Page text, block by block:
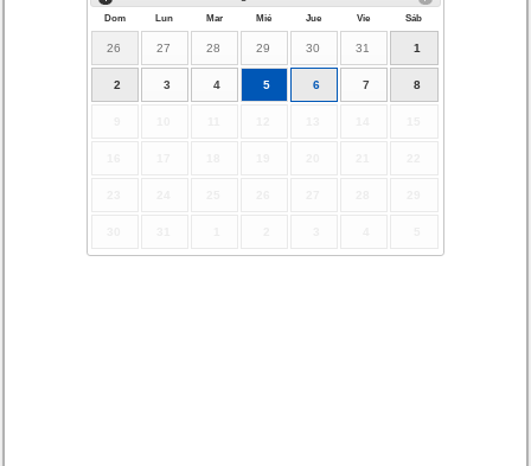
Dom Lun Mar Mié Jue Vie Sáb
26 27 28 29 30 31 1
2 3 4 5 6 7 8